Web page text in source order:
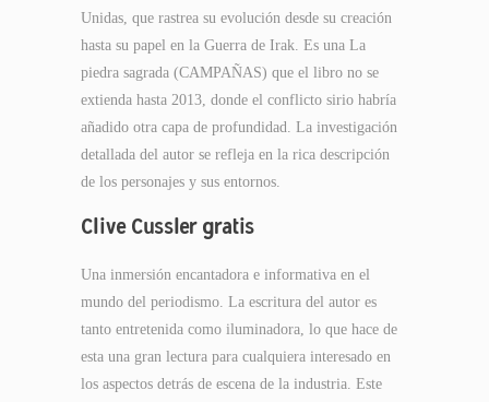
Unidas, que rastrea su evolución desde su creación
hasta su papel en la Guerra de Irak. Es una La
piedra sagrada (CAMPAÑAS) que el libro no se
extienda hasta 2013, donde el conflicto sirio habría
añadido otra capa de profundidad. La investigación
detallada del autor se refleja en la rica descripción
de los personajes y sus entornos.
Clive Cussler gratis
Una inmersión encantadora e informativa en el
mundo del periodismo. La escritura del autor es
tanto entretenida como iluminadora, lo que hace de
esta una gran lectura para cualquiera interesado en
los aspectos detrás de escena de la industria. Este